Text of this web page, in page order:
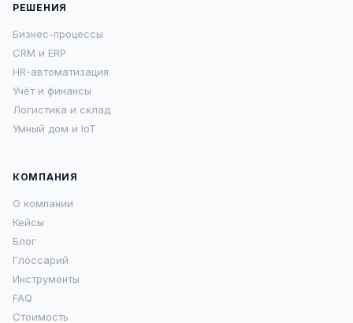
РЕШЕНИЯ
Бизнес-процессы
CRM и ERP
HR-автоматизация
Учёт и финансы
Логистика и склад
Умный дом и IoT
КОМПАНИЯ
О компании
Кейсы
Блог
Глоссарий
Инструменты
FAQ
Стоимость